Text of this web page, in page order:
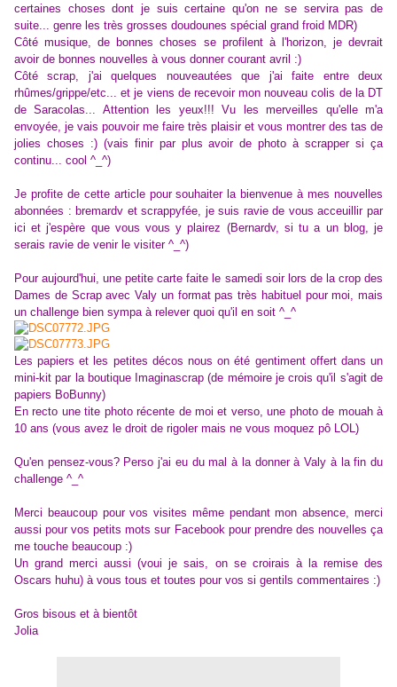
certaines choses dont je suis certaine qu'on ne se servira pas de
suite... genre les très grosses doudounes spécial grand froid MDR)
Côté musique, de bonnes choses se profilent à l'horizon, je devrait
avoir de bonnes nouvelles à vous donner courant avril :)
Côté scrap, j'ai quelques nouveautées que j'ai faite entre deux
rhûmes/grippe/etc... et je viens de recevoir mon nouveau colis de la DT
de Saracolas... Attention les yeux!!! Vu les merveilles qu'elle m'a
envoyée, je vais pouvoir me faire très plaisir et vous montrer des tas de
jolies choses :) (vais finir par plus avoir de photo à scrapper si ça
continu... cool ^_^)
Je profite de cette article pour souhaiter la bienvenue à mes nouvelles
abonnées : bremardv et scrappyfée, je suis ravie de vous acceuillir par
ici et j'espère que vous vous y plairez (Bernardv, si tu a un blog, je
serais ravie de venir le visiter ^_^)
Pour aujourd'hui, une petite carte faite le samedi soir lors de la crop des
Dames de Scrap avec Valy un format pas très habituel pour moi, mais
un challenge bien sympa à relever quoi qu'il en soit ^_^
Les papiers et les petites décos nous on été gentiment offert dans un
mini-kit par la boutique Imaginascrap (de mémoire je crois qu'il s'agit de
papiers BoBunny)
En recto une tite photo récente de moi et verso, une photo de mouah à
10 ans (vous avez le droit de rigoler mais ne vous moquez pô LOL)
Qu'en pensez-vous? Perso j'ai eu du mal à la donner à Valy à la fin du
challenge ^_^
Merci beaucoup pour vos visites même pendant mon absence, merci
aussi pour vos petits mots sur Facebook pour prendre des nouvelles ça
me touche beaucoup :)
Un grand merci aussi (voui je sais, on se croirais à la remise des
Oscars huhu) à vous tous et toutes pour vos si gentils commentaires :)
Gros bisous et à bientôt
Jolia